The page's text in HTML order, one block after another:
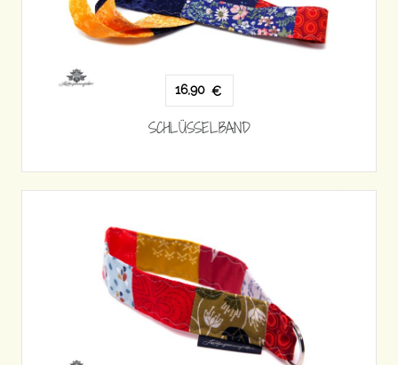
16,90 €
SCHLÜSSELBAND